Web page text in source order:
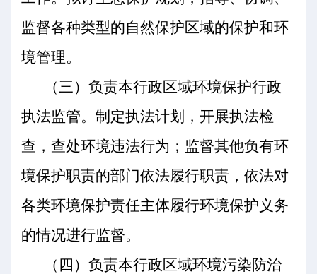
监督各种类型的自然保护区域的保护和环
境管理。
（三）负责本行政区域环境保护行政
执法监管。制定执法计划，开展执法检
查，查处环境违法行为；监督其他负有环
境保护职责的部门依法履行职责，依法对
各类环境保护责任主体履行环境保护义务
的情况进行监督。
（四）负责本行政区域环境污染防治